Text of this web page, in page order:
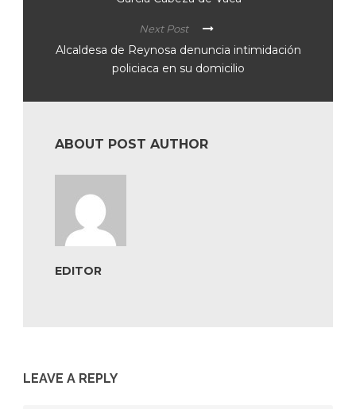
Next Post
Alcaldesa de Reynosa denuncia intimidación
policiaca en su domicilio
ABOUT POST AUTHOR
EDITOR
LEAVE A REPLY